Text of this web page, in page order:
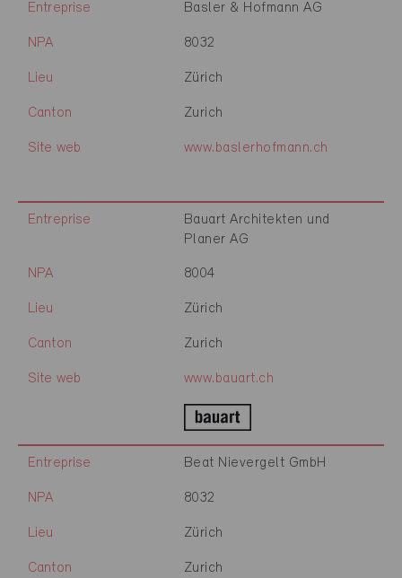
Entreprise Basler & Hofmann AG
NPA 8032
Lieu Zürich
Canton Zurich
Site web www.baslerhofmann.ch
Entreprise
Bauart Architekten und
Planer AG
NPA 8004
Lieu Zürich
Canton Zurich
Site web www.bauart.ch
Entreprise Beat Nievergelt GmbH
NPA 8032
Lieu Zürich
Canton Zurich